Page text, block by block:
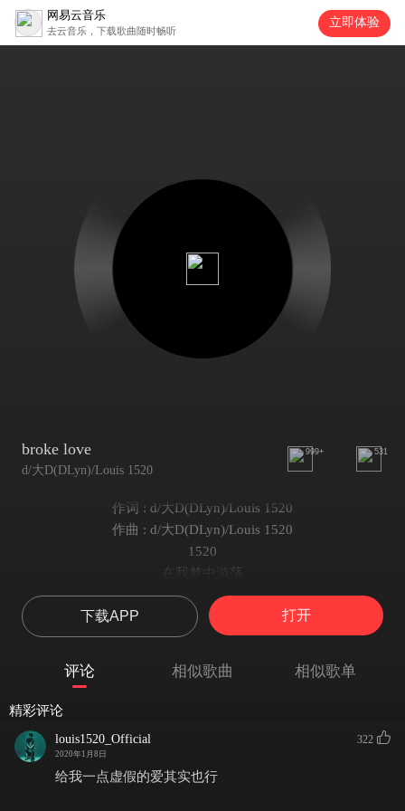
网易云音乐
去云音乐，下载歌曲随时畅听
立即体验
broke love
d/大D(DLyn)/Louis 1520
999+ 531
作词 : d/大D(DLyn)/Louis 1520
作曲 : d/大D(DLyn)/Louis 1520
1520
在我梦中游荡
从我身边经过
偶尔给我解脱
释怀很困难对我来说
发给你微信的消息石沉大海
baby you ruined my life
（你打扰到我的生活）
下载APP 打开
评论 相似歌曲 相似歌单
精彩评论
louis1520_Official
2020年1月8日
322
给我一点虚假的爱其实也行